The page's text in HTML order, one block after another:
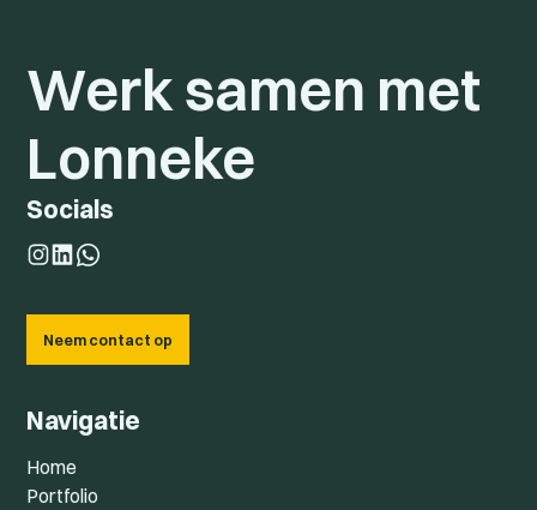
Werk samen met
Lonneke
Socials
Neem contact op
Navigatie
Home
Portfolio